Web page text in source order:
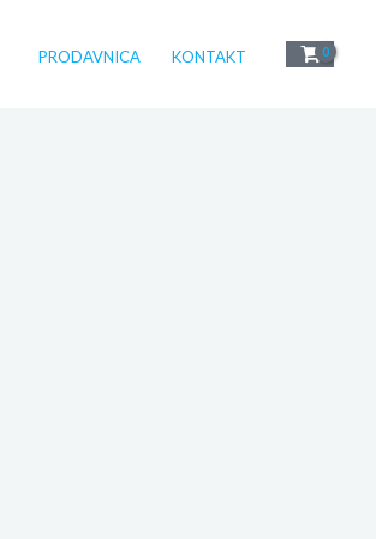
PRODAVNICA KONTAKT